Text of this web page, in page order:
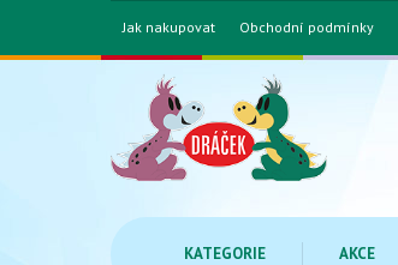
Jak nakupovat Obchodní podmínky
KATEGORIE AKCE